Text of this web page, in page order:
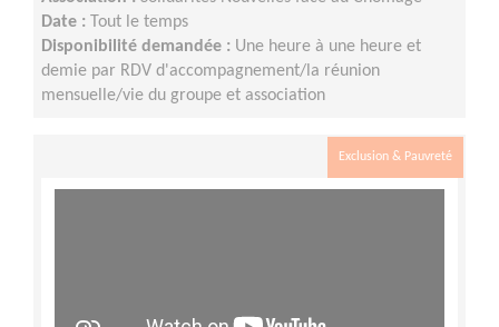
Date :
Tout le temps
Disponibilité demandée : Une heure à une heure et
demie par RDV d'accompagnement/la réunion
mensuelle/vie du groupe et association
Exclusion & Pauvreté